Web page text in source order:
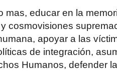
mas, educar en la
cosmovisiones
apoyar a las
de integración,
Humanos, defender